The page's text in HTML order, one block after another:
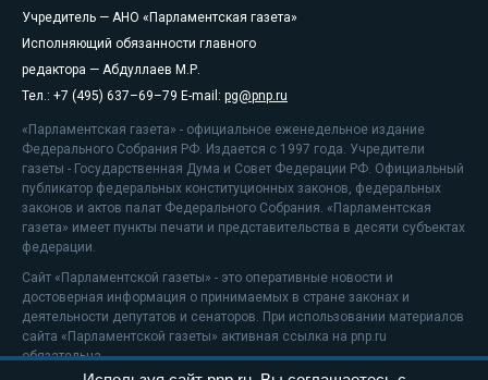
Учредитель — АНО «Парламентская газета»
Исполняющий обязанности главного
редактора — Абдуллаев М.Р.
Тел.: +7 (495) 637–69–79 E-mail: pg@pnp.ru
«Парламентская газета» - официальное еженедельное издание
Федерального Собрания РФ. Издается с 1997 года. Учредители
газеты - Государственная Дума и Совет Федерации РФ. Официальный
публикатор федеральных конституционных законов, федеральных
законов и актов палат Федерального Собрания. «Парламентская
газета» имеет пункты печати и представительства в десяти субъектах
федерации.
Сайт «Парламентской газеты» - это оперативные новости и
достоверная информация о принимаемых в стране законах и
деятельности депутатов и сенаторов. При использовании материалов
сайта «Парламентской газеты» активная ссылка на pnp.ru
обязательна.